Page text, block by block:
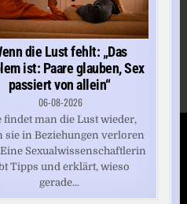
die Lust fehlt: „Das
ist: Paare glauben, Sex
passiert von allein“
06-08-2026
findet man die Lust wieder,
sie in Beziehungen verloren
Eine Sexualwissenschaftlerin
Tipps und erklärt, wieso
gerade...